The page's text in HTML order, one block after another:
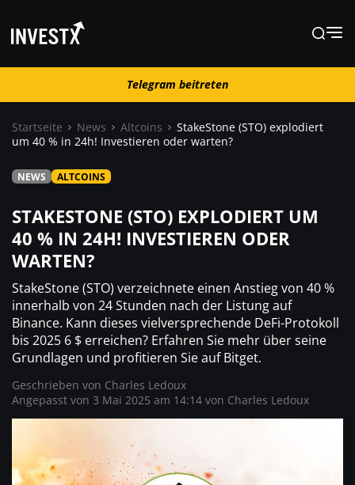
Telegram beitreten
Lernen
Trading
Wo kaufen ?
Casino
Telegram beitreten
Startseite News Altcoins
StakeStone (STO) explodiert
um 40 % in 24h! Investieren oder warten?
NEWS ALTCOINS
STAKESTONE (STO) EXPLODIERT UM
40 % IN 24H! INVESTIEREN ODER
WARTEN?
StakeStone (STO) verzeichnete einen Anstieg von 40 %
innerhalb von 24 Stunden nach der Listung auf
Binance. Kann dieses vielversprechende DeFi-Protokoll
bis 2025 6 $ erreichen? Erfahren Sie mehr über seine
Grundlagen und profitieren Sie auf Bitget.
Geschrieben von Charles Ledoux
Angepasst von 3 Mai 2025 am 14:14 von Charles Ledoux